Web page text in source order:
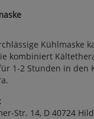
Kühlmaske
kombiniert
1-2 Stunden in den
Str. 14, D 40724